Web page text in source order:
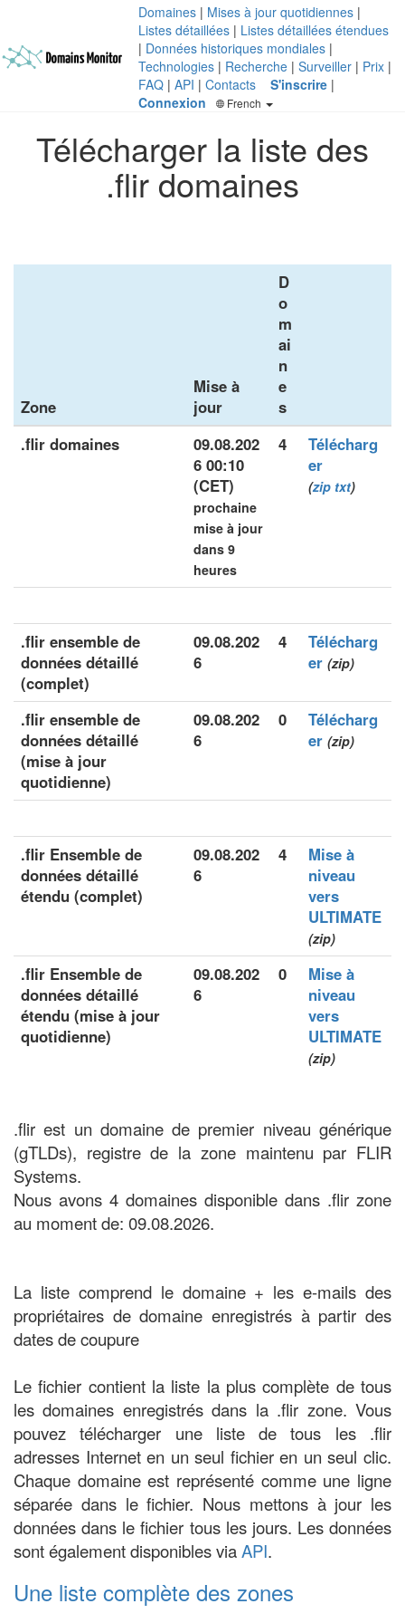
Domaines | Mises à jour quotidiennes |
Listes détaillées | Listes détaillées étendues
| Données historiques mondiales |
Technologies | Recherche | Surveiller | Prix |
FAQ | API | Contacts S'inscrire |
Connexion
French
Télécharger la liste des
.flir domaines
Zone
Mise à
jour
D
o
m
ai
n
e
s
.flir domaines
09.08.202
6 00:10
(CET)
prochaine
mise à jour
dans 9
heures
4
Télécharg
er
(zip txt)
.flir ensemble de
données détaillé
(complet)
09.08.202
6
4
Télécharg
er (zip)
.flir ensemble de
données détaillé
(mise à jour
quotidienne)
09.08.202
6
0
Télécharg
er (zip)
.flir Ensemble de
données détaillé
étendu (complet)
09.08.202
6
4
Mise à
niveau
vers
ULTIMATE
(zip)
.flir Ensemble de
données détaillé
étendu (mise à jour
quotidienne)
09.08.202
6
0
Mise à
niveau
vers
ULTIMATE
(zip)
.flir est un domaine de premier niveau générique
(gTLDs), registre de la zone maintenu par FLIR
Systems.
Nous avons 4 domaines disponible dans .flir zone
au moment de: 09.08.2026.
La liste comprend le domaine + les e-mails des
propriétaires de domaine enregistrés à partir des
dates de coupure
Le fichier contient la liste la plus complète de tous
les domaines enregistrés dans la .flir zone. Vous
pouvez télécharger une liste de tous les .flir
adresses Internet en un seul fichier en un seul clic.
Chaque domaine est représenté comme une ligne
séparée dans le fichier. Nous mettons à jour les
données dans le fichier tous les jours. Les données
sont également disponibles viaAPI.
Une liste complète des zones